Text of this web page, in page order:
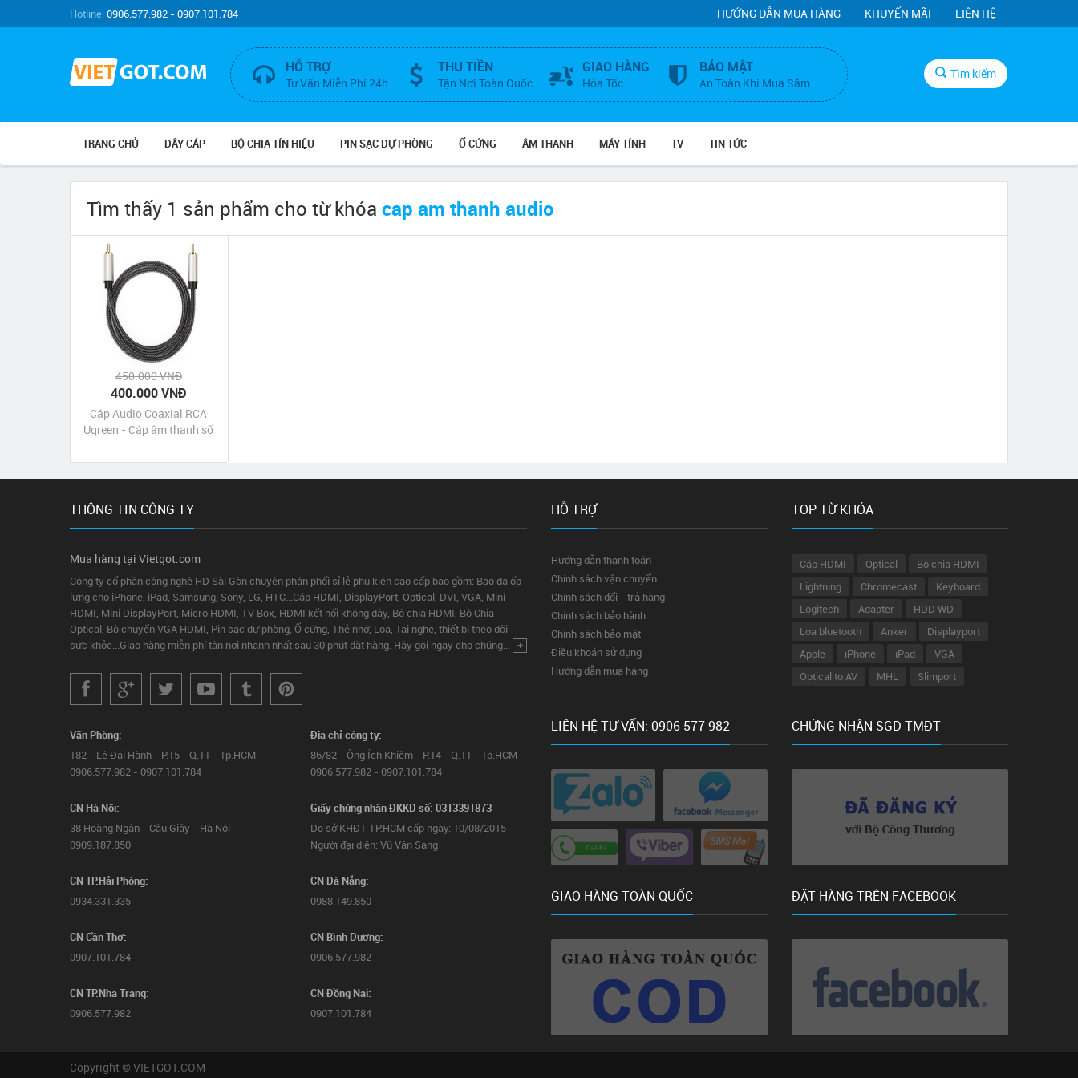
Hotline:0906.577.982 - 0907.101.784 HƯỚNG DẪN MUA HÀNG KHUYẾN MÃI LIÊN HỆ
HỖ TRỢ
Tư Vấn Miễn Phí 24h
THU TIỀN
Tận Nơi Toàn Quốc
GIAO HÀNG
Hỏa Tốc
BẢO MẬT
An Toàn Khi Mua Sắm
Tìm kiếm
TRANG CHỦ DÂY CÁP BỘ CHIA TÍN HIỆU PIN SẠC DỰ PHÒNG Ổ CỨNG ÂM THANH MÁY TÍNH TV TIN TỨC
Tìm thấy 1 sản phẩm cho từ khóa cap am thanh audio
450.000 VNĐ
400.000 VNĐ
Cáp Audio Coaxial RCA
Ugreen - Cáp âm thanh số
hãng giá rẻ nhất
THÔNG TIN CÔNG TY
Mua hàng tại Vietgot.com
Công ty cổ phần công nghệ HD Sài Gòn chuyên phân phối sỉ lẻ phụ kiện cao cấp bao gồm: Bao da ốp
lưng cho iPhone, iPad, Samsung, Sony, LG, HTC...Cáp HDMI, DisplayPort, Optical, DVI, VGA, Mini
HDMI, Mini DisplayPort, Micro HDMI, TV Box, HDMI kết nối không dây, Bộ chia HDMI, Bộ Chia
Optical, Bộ chuyển VGA HDMI, Pin sạc dự phòng, Ổ cứng, Thẻ nhớ, Loa, Tai nghe, thiết bị theo dõi
sức khỏe...Giao hàng miễn phí tận nơi nhanh nhất sau 30 phút đặt hàng. Hãy gọi ngay cho chúng... +
Văn Phòng:
182 - Lê Đại Hành - P.15 - Q.11 - Tp.HCM
0906.577.982 - 0907.101.784
CN Hà Nội:
38 Hoàng Ngân - Cầu Giấy - Hà Nội
0909.187.850
CN TP.Hải Phòng:
0934.331.335
CN Cần Thơ:
0907.101.784
CN TP.Nha Trang:
0906.577.982
Địa chỉ công ty:
86/82 - Ông Ích Khiêm - P.14 - Q.11 - Tp.HCM
0906.577.982 - 0907.101.784
Giấy chứng nhận ĐKKD số: 0313391873
Do sở KHĐT TP.HCM cấp ngày: 10/08/2015
Người đại diện: Vũ Văn Sang
CN Đà Nẵng:
0988.149.850
CN Bình Dương:
0906.577.982
CN Đồng Nai:
0907.101.784
HỖ TRỢ
Hướng dẫn thanh toán
Chính sách vận chuyển
Chính sách đổi - trả hàng
Chính sách bảo hành
Chính sách bảo mật
Điều khoản sử dụng
Hướng dẫn mua hàng
TOP TỪ KHÓA
Cáp HDMI Optical
Bộ chia HDMI
Lightning
Chromecast
Keyboard
Logitech
Adapter
HDD WD
Loa bluetooth
Anker
Displayport
Apple
iPhone iPad
VGA
Optical to AV
MHL Slimport
LIÊN HỆ TƯ VẤN: 0906 577 982
GIAO HÀNG TOÀN QUỐC
CHỨNG NHẬN SGD TMĐT
ĐẶT HÀNG TRÊN FACEBOOK
Copyright © VIETGOT.COM